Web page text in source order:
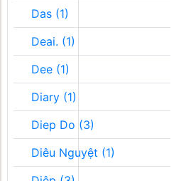
Das (1)
Deai. (1)
Dee (1)
Diary (1)
Diep Do (3)
Diêu Nguyệt (1)